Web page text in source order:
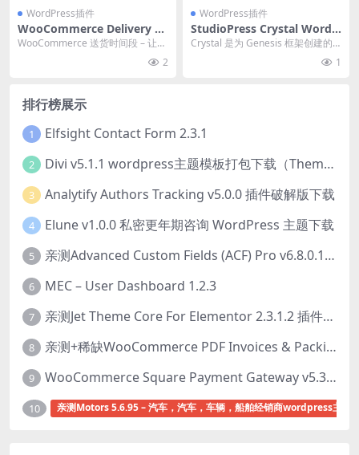
WordPress插件
WooCommerce Delivery Ti
me Slots v2.1.1 WooComm
WooCommerce 送货时间段 – 让用
2
WordPress插件
StudioPress Crystal WordP
ress Theme 1.0.1
Crystal 是为 Genesis 框架创建的 2
1
排行榜展示
1 Elfsight Contact Form 2.3.1
2 Divi v5.1.1 wordpress主题模板打包下载（Theme + Builder+ Extra Theme + Templates + Layouts + PSD）
3 Analytify Authors Tracking v5.0.0 插件破解版下载
4 Elune v1.0.0 私密更年期咨询 WordPress 主题下载
5 亲测Advanced Custom Fields (ACF) Pro v6.8.0.1 + Advanced Custom Fields: Extended PRO v0.9.2.3 | 网站开发自定义字段插件下载
6 MEC – User Dashboard 1.2.3
7 亲测Jet Theme Core For Elementor 2.3.1.2 插件下载
8 亲测+稀缺WooCommerce PDF Invoices & Packing Slips Professional v2.20.0 + Templates v2.25.1 [by WpOverNight] WooCommerce PDF 发票和装箱单插件下载
9 WooCommerce Square Payment Gateway v5.3.2 Square账户集成插件下载
10 亲测Motors 5.6.95 – 汽车，汽车，车辆，船舶经销商wordpress主题